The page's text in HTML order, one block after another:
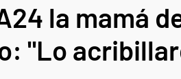
la mamá
"Lo